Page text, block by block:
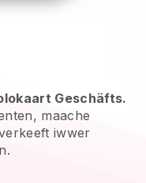
Geschäfts.
maache
iwwer